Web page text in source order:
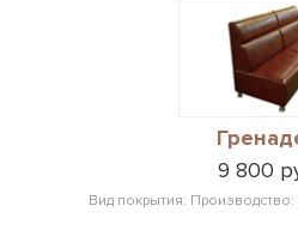
9 800
Вид покрытия: Производство: